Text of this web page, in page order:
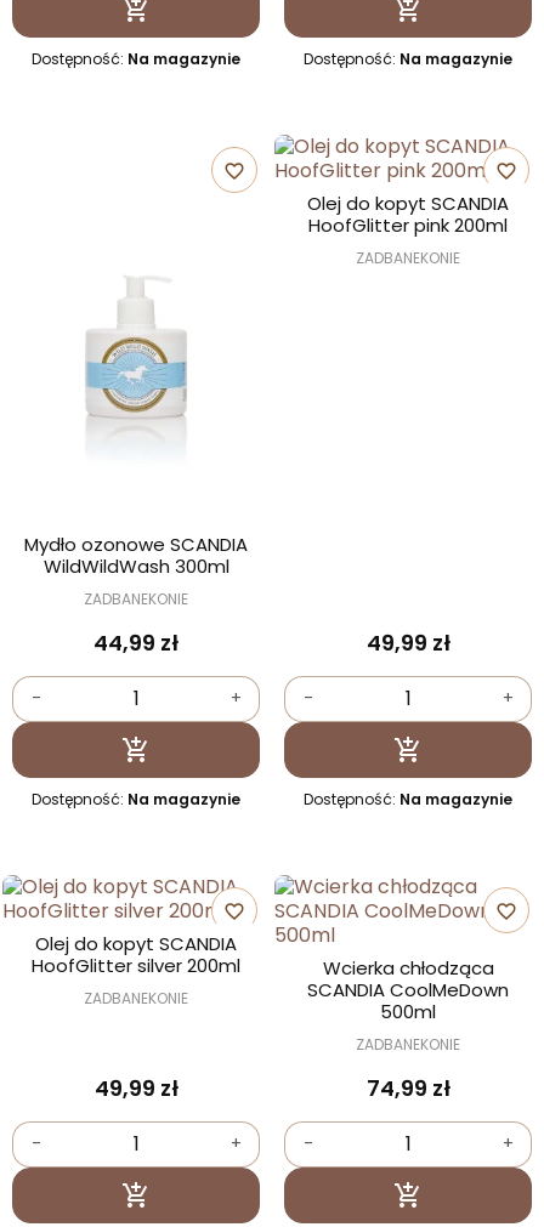
 Dodaj do koszyka
Dostępność: Na magazynie
 Dodaj do
Dostępność: Na magazynie
favorite_border
Mydło ozonowe SCANDIA
WildWildWash 300ml
ZADBANEKONIE
44,99 zł
- +
 Dodaj do koszyka
Dostępność: Na magazynie
favorite_border
Olej do kopyt SCANDIA
HoofGlitter pink 200ml
ZADBANEKONIE
49,99 zł
- +
 Dodaj do
Dostępność: Na magazynie
favorite_border
Olej do kopyt SCANDIA
HoofGlitter silver 200ml
ZADBANEKONIE
49,99 zł
- +
 Dodaj do koszyka
favorite_border
Wcierka chłodząca
SCANDIA CoolMeDown
500ml
ZADBANEKONIE
74,99 zł
- +
 Dodaj do